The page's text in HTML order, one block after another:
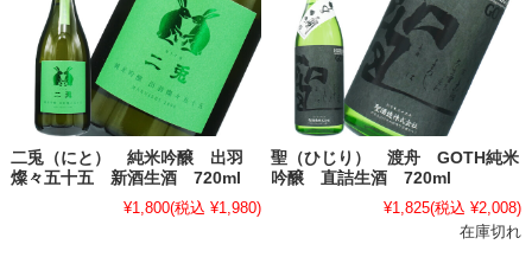
二兎（にと） 純米吟醸 出羽
燦々五十五 新酒生酒 720ml
¥1,800(税込 ¥1,980)
聖（ひじり） 渡舟 GOTH純米
吟醸 直詰生酒 720ml
¥1,825(税込 ¥2,008)
在庫切れ